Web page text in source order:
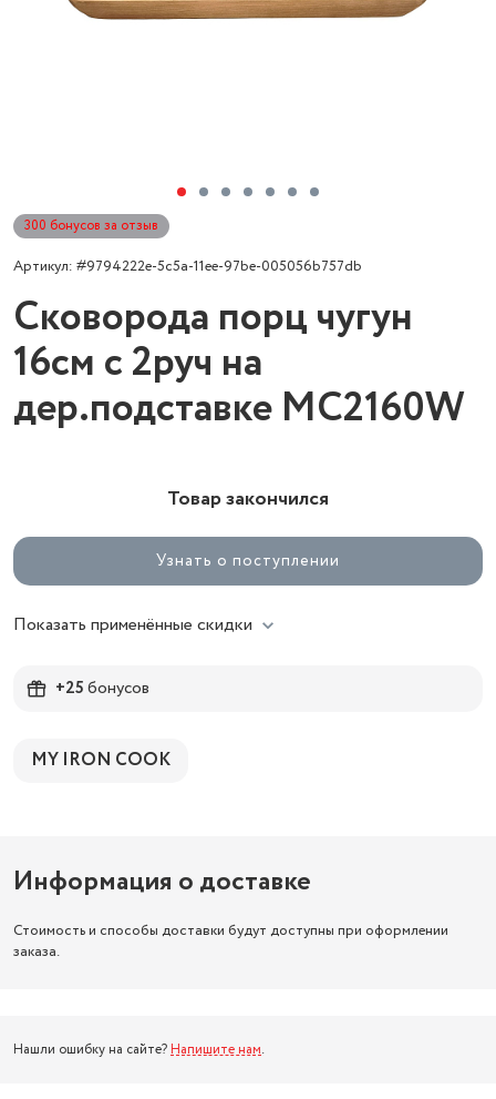
300 бонусов за отзыв
Артикул: #9794222e-5c5a-11ee-97be-005056b757db
Сковорода порц чугун
16см с 2руч на
дер.подставке MC2160W
Товар закончился
Узнать о поступлении
Показать применённые скидки
+25бонусов
MY IRON COOK
Информация о доставке
Стоимость и способы доставки будут доступны при оформлении
заказа.
Нашли ошибку на сайте? Напишите нам.